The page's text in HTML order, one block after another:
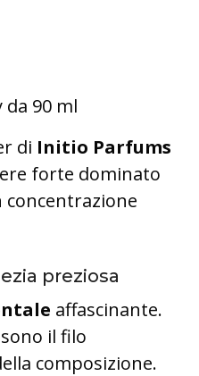
90 ml
di Initio Parfums
forte dominato
concentrazione
preziosa
affascinante.
il filo
composizione.